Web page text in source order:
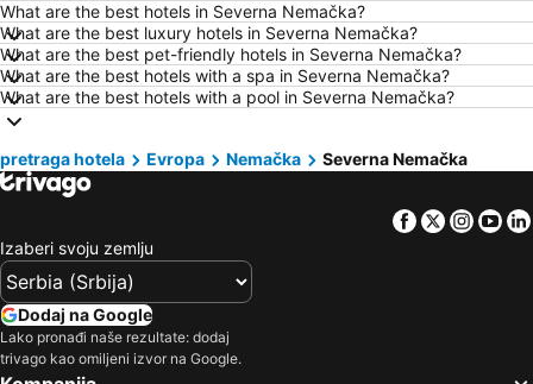
Hoteli Rim
Hoteli Nei Pori
Hoteli Pefkohori
Hoteli Rimini
Hoteli Milano
Hoteli Krit
Hoteli Majorka
Hoteli Sardinija
Hoteli Ostrvo Tasos
Hoteli Santorini
Hoteli Lefkada
Hoteli Hrvatska Istra
Hoteli Egipat
Hoteli Kassandra Peninsula
What are the best hotels in Severna Nemačka?
What are the best luxury hotels in Severna Nemačka?
What are the best pet-friendly hotels in Severna Nemačka?
What are the best hotels with a spa in Severna Nemačka?
What are the best hotels with a pool in Severna Nemačka?
pretraga hotela Evropa Nemačka Severna Nemačka
Facebook
Twitter
Izaberi svoju zemlju
Dodaj na Google
Lako pronađi naše rezultate: dodaj
trivago kao omiljeni izvor na Google.